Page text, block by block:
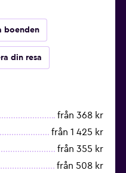
boenden
din resa
från 368 kr
från 1 425 kr
från 355 kr
från 508 kr